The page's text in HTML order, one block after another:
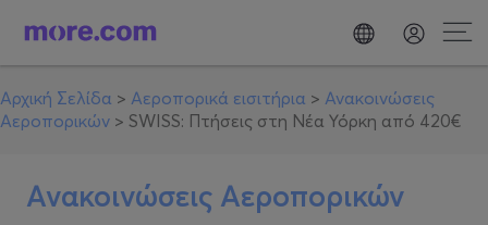
Αρχική Σελίδα > Αεροπορικά εισιτήρια > Ανακοινώσεις
Αεροπορικών > SWISS: Πτήσεις στη Νέα Υόρκη από 420€
Ανακοινώσεις Αεροπορικών